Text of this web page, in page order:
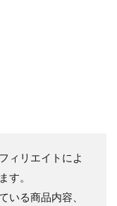
ィリエイトによ
す。
いる商品内容、